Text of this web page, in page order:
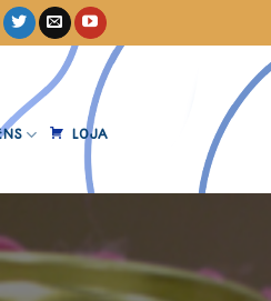
LOJA